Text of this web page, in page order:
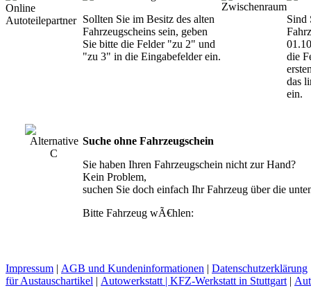
Sollten Sie im Besitz des alten
Fahrzeugscheins sein, geben
Sie bitte die Felder "zu 2" und
"zu 3" in die Eingabefelder ein.
Sind
die
das
ein.
Suche ohne Fahrzeugschein
Sie haben Ihren Fahrzeugschein nicht zur Hand?
Kein Problem,
suchen Sie doch einfach Ihr Fahrzeug über die
Bitte Fahrzeug wÃ€hlen:
Impressum | AGB und Kundeninformationen | Datenschutzerklärung
für Austauschartikel | Autowerkstatt | KFZ-Werkstatt in Stuttgart|